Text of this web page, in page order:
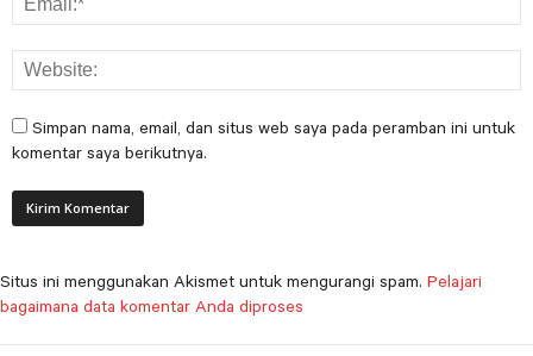
Simpan nama, email, dan situs web saya pada peramban ini untuk
komentar saya berikutnya.
Situs ini menggunakan Akismet untuk mengurangi spam. Pelajari
bagaimana data komentar Anda diproses